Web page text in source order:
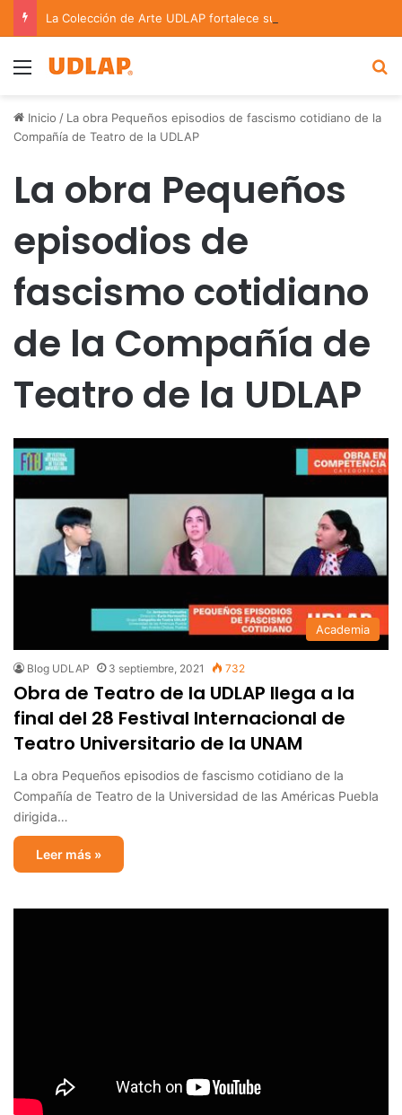
Menu
Inicio / La obra Pequeños episodios de fascismo cotidiano de la
Compañía de Teatro de la UDLAP
La obra Pequeños
episodios de
fascismo cotidiano
de la Compañía de
Teatro de la UDLAP
Academia
Blog UDLAP 3 septiembre, 2021 732
Obra de Teatro de la UDLAP llega a la
final del 28 Festival Internacional de
Teatro Universitario de la UNAM
La obra Pequeños episodios de fascismo cotidiano de la
Compañía de Teatro de la Universidad de las Américas Puebla
dirigida…
Leer más »